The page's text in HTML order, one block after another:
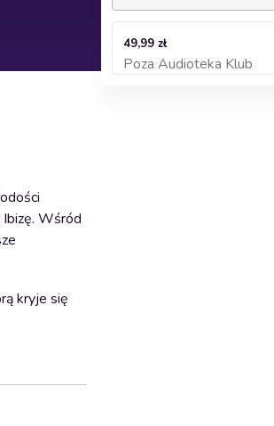
Wśród
kryje się
49,99 zł
Poza Audioteka Klub
Dodaj do koszyka